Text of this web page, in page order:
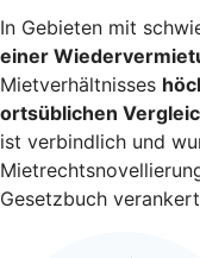
In Gebieten mit
einer
Mietverhältnisses
ortsüblichen
ist verbindlich und
Gesetzbuch